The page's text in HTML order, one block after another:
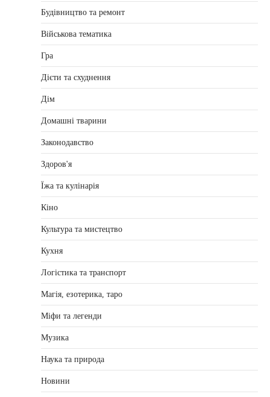
Будівництво та ремонт
Військова тематика
Гра
Дієти та схуднення
Дім
Домашні тварини
Законодавство
Здоров'я
Їжа та кулінарія
Кіно
Культура та мистецтво
Кухня
Логістика та транспорт
Магія, езотерика, таро
Міфи та легенди
Музика
Наука та природа
Новини